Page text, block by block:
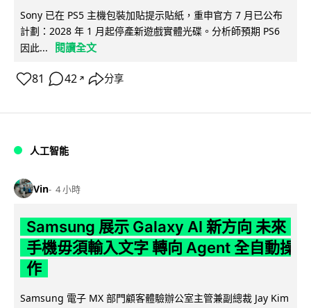
Sony 已在 PS5 主機包裝加貼提示貼紙，重申官方 7 月已公布
計劃：2028 年 1 月起停產新遊戲實體光碟。分析師預期 PS6
因此...
閱讀全文
81 42 ↗ 分享
人工智能
Vin 4 小時
Samsung 展示 Galaxy AI 新方向 未來
手機毋須輸入文字 轉向 Agent 全自動操
作
Samsung 電子 MX 部門顧客體驗辦公室主管兼副總裁 Jay Kim